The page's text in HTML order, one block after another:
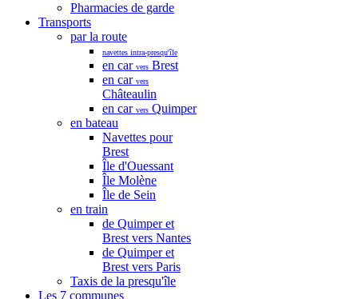
Pharmacies de garde
Transports
par la route
navettes intra-presqu'île
en car vers Brest
en car vers
Châteaulin
en car vers Quimper
en bateau
Navettes pour
Brest
Île d'Ouessant
Île Molène
Île de Sein
en train
de Quimper et
Brest vers Nantes
de Quimper et
Brest vers Paris
Taxis de la presqu'île
Les 7 communes